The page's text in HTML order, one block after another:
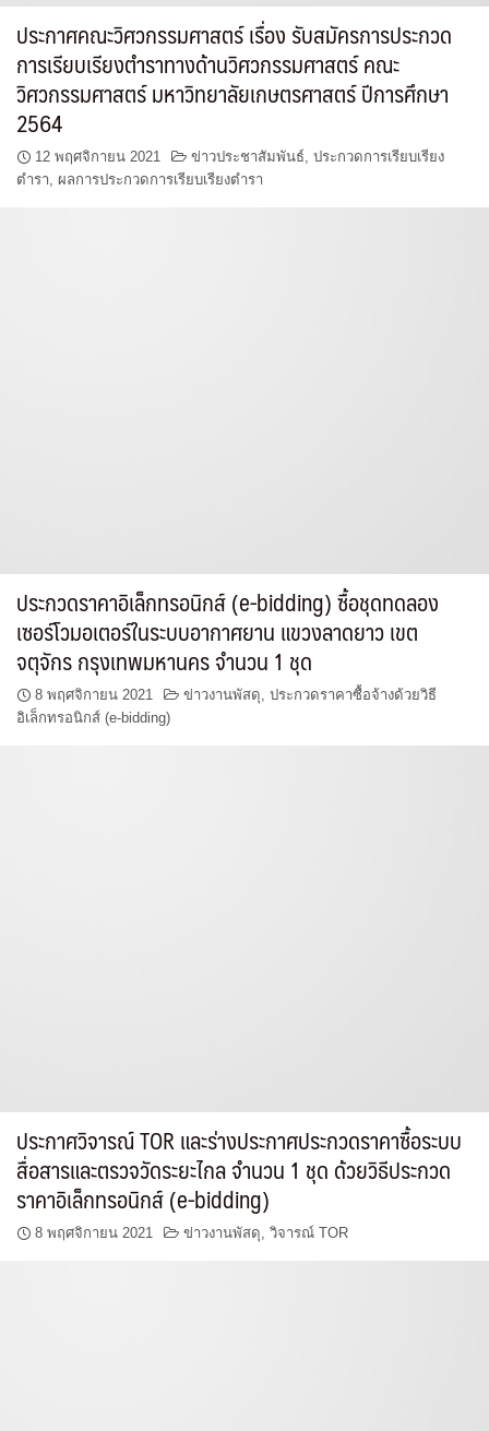
ประกาศคณะวิศวกรรมศาสตร์ เรื่อง รับสมัครการประกวด
การเรียบเรียงตำราทางด้านวิศวกรรมศาสตร์ คณะ
วิศวกรรมศาสตร์ มหาวิทยาลัยเกษตรศาสตร์ ปีการศึกษา
2564
12 พฤศจิกายน 2021 ข่าวประชาสัมพันธ์, ประกวดการเรียบเรียง
ตำรา, ผลการประกวดการเรียบเรียงตำรา
ประกวดราคาอิเล็กทรอนิกส์ (e-bidding) ซื้อชุดทดลอง
เซอร์โวมอเตอร์ในระบบอากาศยาน แขวงลาดยาว เขต
จตุจักร กรุงเทพมหานคร จำนวน 1 ชุด
8 พฤศจิกายน 2021 ข่าวงานพัสดุ, ประกวดราคาซื้อจ้างด้วยวิธี
อิเล็กทรอนิกส์ (e-bidding)
ประกาศวิจารณ์ TOR และร่างประกาศประกวดราคาซื้อระบบ
สื่อสารและตรวจวัดระยะไกล จำนวน 1 ชุด ด้วยวิธีประกวด
ราคาอิเล็กทรอนิกส์ (e-bidding)
8 พฤศจิกายน 2021 ข่าวงานพัสดุ, วิจารณ์ TOR